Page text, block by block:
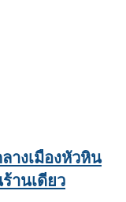
างเมืองหัวหิน
านเดียว